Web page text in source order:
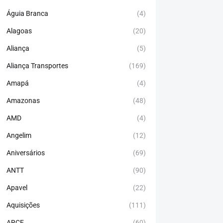
Águia Branca (4)
Alagoas (20)
Aliança (5)
Aliança Transportes (169)
Amapá (4)
Amazonas (48)
AMD (4)
Angelim (12)
Aniversários (69)
ANTT (90)
Apavel (22)
Aquisições (111)